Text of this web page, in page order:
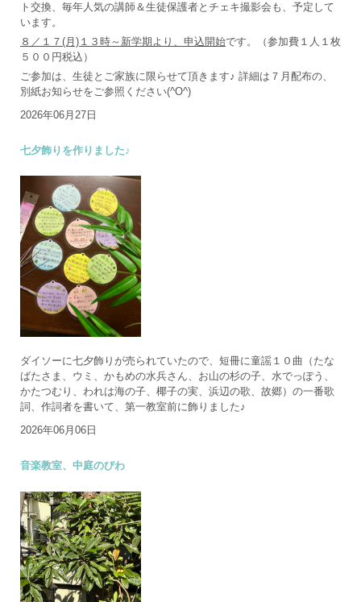
ト交換、毎年人気の講師＆生徒保護者とチェキ撮影会も、予定して
います。
８／１７(月)１３時～新学期より、申込開始です。（参加費１人１枚
５００円税込）
ご参加は、生徒とご家族に限らせて頂きます♪ 詳細は７月配布の、
別紙お知らせをご参照ください(^O^)
2026年06月27日
七夕飾りを作りました♪
ダイソーに七夕飾りが売られていたので、短冊に童謡１０曲（たな
ばたさま、ウミ、かもめの水兵さん、お山の杉の子、水でっぽう、
かたつむり、われは海の子、椰子の実、浜辺の歌、故郷）の一番歌
詞、作詞者を書いて、第一教室前に飾りました♪
2026年06月06日
音楽教室、中庭のびわ